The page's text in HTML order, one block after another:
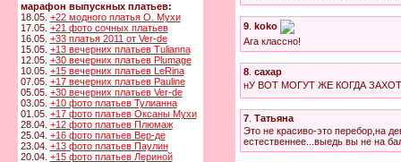
марафон выпускных платьев:
18.05. +22 модного платья О. Мухи
17.05. +21 фото сочных платьев
16.05. +33 платья 2011 от Ver-de
15.05. +13 вечерних платьев Tulianna
12.05. +30 вечерних платьев Plumage
10.05. +15 вечерних платьев LeRina
07.05. +17 вечерних платьев Pauline
05.05. +30 вечерних платьев Ver-de
03.05. +10 фото платьев Тулианна
01.05. +17 фото платьев Оксаны Мухи
28.04. +12 фото платьев Плюмаж
25.04. +16 фото платьев Вер-де
23.04. +13 фото платьев Паулин
20.04. +15 фото платьев Лериной
9 koko
Ага классно!
8 сахар
нУ ВОТ МОГУТ ЖЕ КОГДА
7 Татьяна
Это не красиво-это перебор,на
естественнее...выедь вы не на